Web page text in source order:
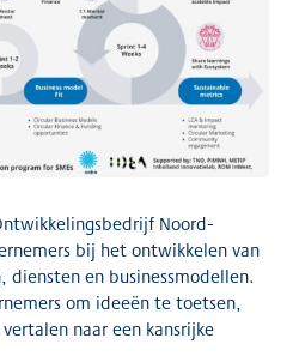
Noord-
bij het ontwikkelen van
en businessmodellen.
om ideeën te toetsen,
naar een kansrijke